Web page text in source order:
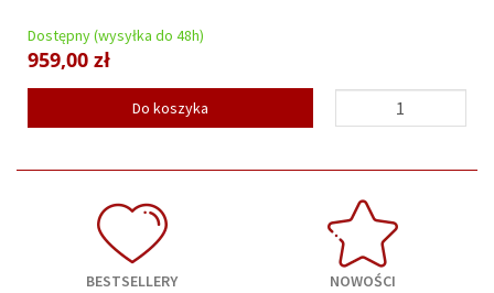
Dostępny (wysyłka do 48h)
959,00 zł
Do koszyka
BESTSELLERY NOWOŚCI